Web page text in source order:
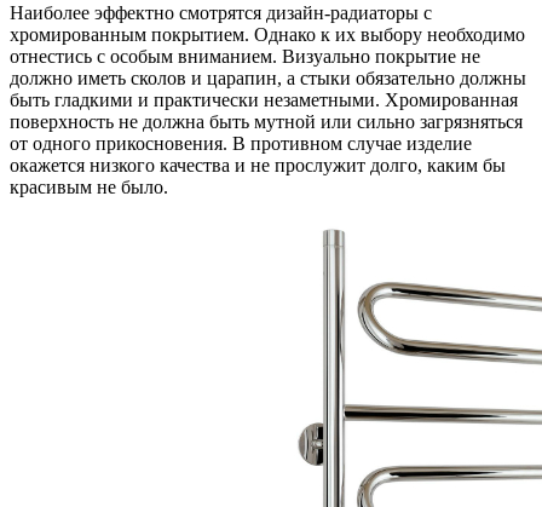
Наиболее эффектно смотрятся дизайн-радиаторы с
хромированным покрытием. Однако к их выбору необходимо
отнестись с особым вниманием. Визуально покрытие не
должно иметь сколов и царапин, а стыки обязательно должны
быть гладкими и практически незаметными. Хромированная
поверхность не должна быть мутной или сильно загрязняться
от одного прикосновения. В противном случае изделие
окажется низкого качества и не прослужит долго, каким бы
красивым не было.